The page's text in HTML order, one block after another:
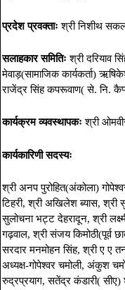
प्रदेश प्रवक्ताः श्री निशीथ
सलाहकार समितिः श्री दरियाव
मेवाड़(सामाजिक कार्यकर्ता)
राजेंद्र सिंह कपरूवाण( से. नि.
कार्यक्रम व्यवस्थापकः श्री
कार्यकारिणी सदस्यः
श्री अनप पुरोहित(अंकोला)
टिहरी, श्री अखिलेश ब्यास, श्री
सुलोचना भट्ट देहरादून, श्री
गढ़वाल, श्री संजय किमोठी(पूर्व
सरदार मनमोहन सिंह, श्री ए ए
अध्यक्ष-गोपेश्वर चमोली, अंकुश
रुद्रप्रयाग, सतेंद्र कंडारी( सीए)